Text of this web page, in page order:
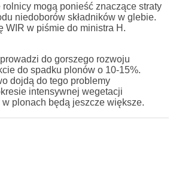
mogą ponieść znaczące straty
niedoborów składników w glebie.
WIR w piśmie do ministra H.
do gorszego rozwoju
do spadku plonów o 10-15%.
dojdą do tego problemy
intensywnej wegetacji
w plonach będą jeszcze większe.